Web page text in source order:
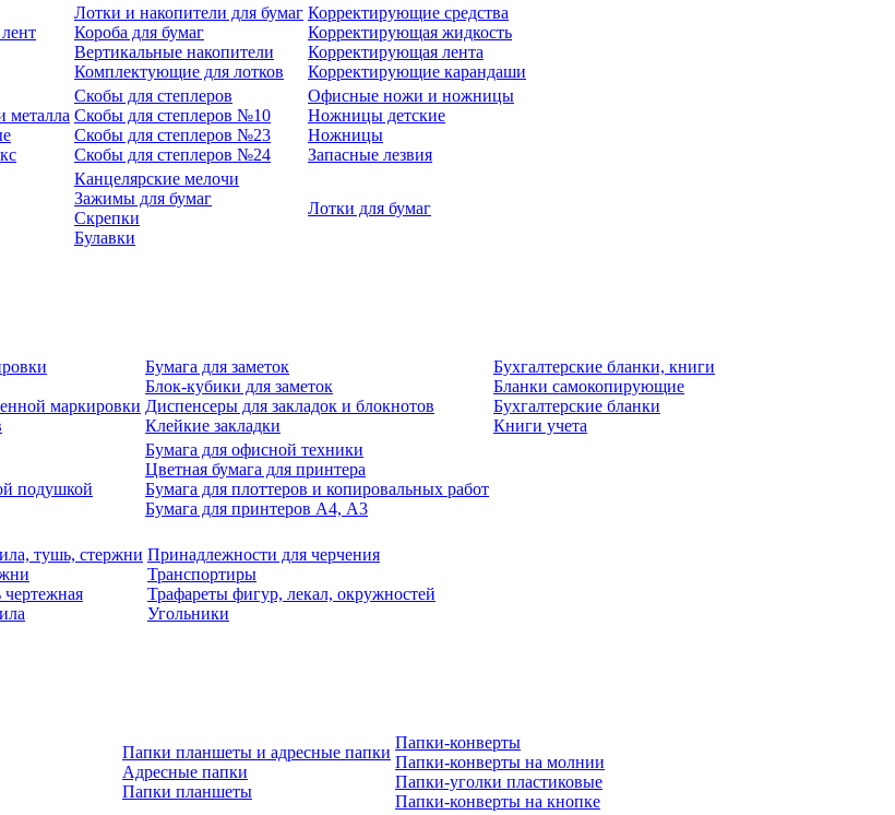
Лотки и накопители для бумаг
Короба для бумаг
Вертикальные накопители
Комплектующие для лотков
Корректирующие средства
Корректирующая жидкость
Корректирующая лента
Корректирующие карандаши
металла
Скобы для степлеров
Скобы для степлеров №10
Скобы для степлеров №23
Скобы для степлеров №24
Офисные ножи и ножницы
Ножницы детские
Ножницы
Запасные лезвия
Канцелярские мелочи
Зажимы для бумаг
Скрепки
Булавки
Лотки для бумаг
маркировки
Бумага для заметок
Блок-кубики для заметок
Диспенсеры для закладок и блокнотов
Клейкие закладки
Бухгалтерские бланки, книги
Бланки самокопирующие
Бухгалтерские бланки
Книги учета
подушкой
Бумага для офисной техники
Цветная бумага для принтера
Бумага для плоттеров и копировальных работ
Бумага для принтеров А4, А3
тушь, стержни Принадлежности для черчения
Транспортиры
Трафареты фигур, лекал, окружностей
Угольники
Папки планшеты и адресные папки
Адресные папки
Папки планшеты
Папки-конверты
Папки-конверты на молнии
Папки-уголки пластиковые
Папки-конверты на кнопке